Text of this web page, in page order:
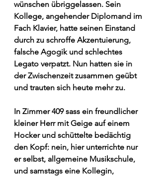
wünschen übriggelassen. Sein
Kollege, angehender Diplomand im
Fach Klavier, hatte seinen Einstand
durch zu schroffe Akzentuierung,
falsche Agogik und schlechtes
Legato verpatzt. Nun hatten sie in
der Zwischenzeit zusammen geübt
und trauten sich heute mehr zu.
In Zimmer 409 sass ein freundlicher
kleiner Herr mit Geige auf einem
Hocker und schüttelte bedächtig
den Kopf: nein, hier unterrichte nur
er selbst, allgemeine Musikschule,
und samstags eine Kollegin,